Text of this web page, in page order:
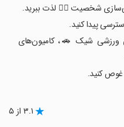
شخصیت 🦸‍♂️ لذت ببرید.
ورزشی شیک 🚗، کامیون‌های
کنید.
۳.۱ از ۵